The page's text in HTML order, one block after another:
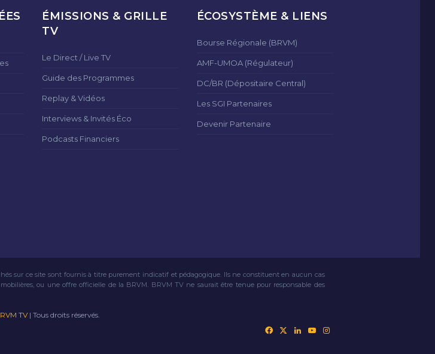
ÉMISSIONS & GRILLE
TV
Le Direct / Live TV
Guide des Programmes
Replay & Vidéos
Interviews & Invités Éco
Podcasts Financiers
ÉCOSYSTÈME & LIENS
Bourse Régionale (BRVM)
AMF-UMOA (Régulateur)
DC/BR (Dépositaire Central)
Les SGI Partenaires
Devenir Partenaire
sur ce site sont fournis à titre purement indicatif et pédagogique. Ils ne constituent en aucun cas
ou une offre officielle de la BRVM. BRVM TV ne saurait être tenue pour responsable des
TV| Tous droits réservés.
FacebookLinkedinYouTube